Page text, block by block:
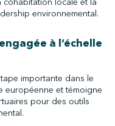
environnemental.
à l’échelle
importante dans le
européenne et témoigne
pour des outils